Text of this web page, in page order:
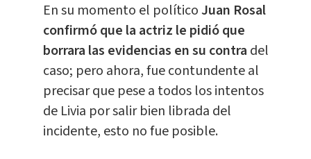
En su momento el político Juan Rosal
confirmó que la actriz le pidió que
borrara las evidencias en su contra del
caso; pero ahora, fue contundente al
precisar que pese a todos los intentos
de Livia por salir bien librada del
incidente, esto no fue posible.